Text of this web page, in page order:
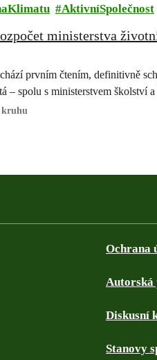
AktivníSpolečnost
ministerstva
prvním čtením, definitivně
– spolu s ministerstvem školství
kruhu
Ochrana
Autorská
Diskusní
Stanovy